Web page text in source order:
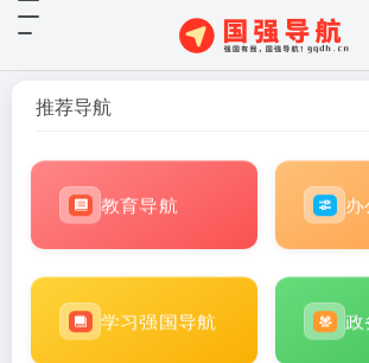
推荐导航
教育导航
学习强国导航 政